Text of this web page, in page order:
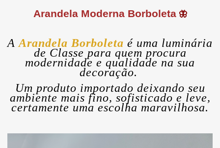
Arandela Moderna Borboleta 🦋
A Arandela Borboleta é uma luminária
de Classe para quem procura
modernidade e qualidade na sua
decoração.
Um produto importado deixando seu
ambiente mais fino, sofisticado e leve,
certamente uma escolha maravilhosa.